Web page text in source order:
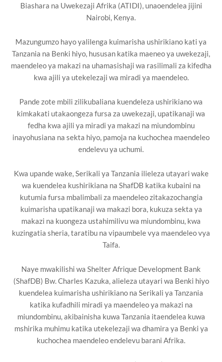
Biashara na Uwekezaji Afrika (ATIDI), unaoendelea jijini
Nairobi, Kenya.
Mazungumzo hayo yalilenga kuimarisha ushirikiano kati ya
Tanzania na Benki hiyo, hususan katika maeneo ya uwekezaji,
maendeleo ya makazi na uhamasishaji wa rasilimali za kifedha
kwa ajili ya utekelezaji wa miradi ya maendeleo.
Pande zote mbili zilikubaliana kuendeleza ushirikiano wa
kimkakati utakaongeza fursa za uwekezaji, upatikanaji wa
fedha kwa ajili ya miradi ya makazi na miundombinu
inayohusiana na sekta hiyo, pamoja na kuchochea maendeleo
endelevu ya uchumi.
Kwa upande wake, Serikali ya Tanzania ilieleza utayari wake
wa kuendelea kushirikiana na ShafDB katika kubaini na
kutumia fursa mbalimbali za maendeleo zitakazochangia
kuimarisha upatikanaji wa makazi bora, kukuza sekta ya
makazi na kuongeza ustahimilivu wa miundombinu, kwa
kuzingatia sheria, taratibu na vipaumbele vya maendeleo vya
Taifa.
Naye mwakilishi wa Shelter Afrique Development Bank
(ShafDB) Bw. Charles Kazuka, alieleza utayari wa Benki hiyo
kuendelea kuimarisha ushirikiano na Serikali ya Tanzania
katika kufadhili miradi ya maendeleo ya makazi na
miundombinu, akibainisha kuwa Tanzania itaendelea kuwa
mshirika muhimu katika utekelezaji wa dhamira ya Benki ya
kuchochea maendeleo endelevu barani Afrika.